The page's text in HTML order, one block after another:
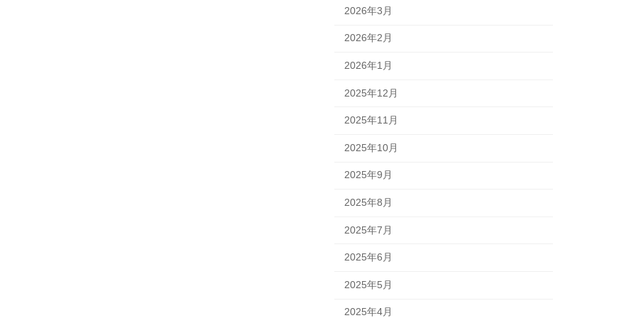
2026年3月
2026年2月
2026年1月
2025年12月
2025年11月
2025年10月
2025年9月
2025年8月
2025年7月
2025年6月
2025年5月
2025年4月